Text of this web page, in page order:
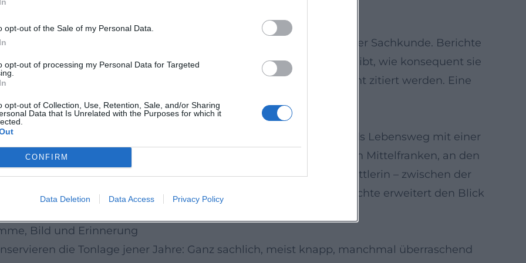
opt-out of the Sale of my Personal Data.
opt-out of processing my Personal Data for Targeted
opt-out of Collection, Use, Retention, Sale, and/or Sharing
Data that Is Unrelated with the Purposes for which it
CONFIRM
Data Deletion Data Access Privacy Policy
Weg der Wirkung ohne Selbstvermarktung.
und Anerkennung
zwischen dem Klischee der „First Lady“ und der Anerkennung ihrer Sachkunde. Berichte
und ihre Souveränität im sozialen Parkett. Auffällig bleibt, wie konsequent sie
Habitus stiftete Vertrauen: Was sie sagte, sollte gelten – und nicht zitiert werden. Eine
wirkt.
und historischer Kontext
in Fürth und das Ludwig Erhard Zentrum Luise Erhards Lebensweg mit einer
Formate verankern ihre Biografie dort, wo sie begann: in Mittelfranken, an den
Familiengeschichte. Die historische Einordnung zeigt sie als Mittlerin – zwischen der
und der europäischen Öffnung der 1960er Jahre. Ihre Geschichte erweitert den Blick
soziale und häusliche Koordinaten sichtbar macht.
Bild und Erinnerung
die Tonlage jener Jahre: Ganz sachlich, meist knapp, manchmal überraschend